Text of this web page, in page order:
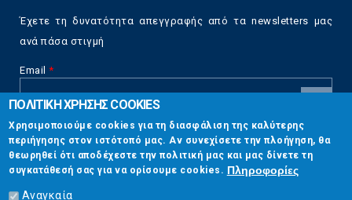
Έχετε τη δυνατότητα απεγγραφής από τα newsletters μας
ανά πάσα στιγμή
Email *
CAPTCHA
This
question is
for testing
whether or
not you are a
Επικοινωνία
Στουρνάρη 17, Αθήνα 10683
ΠΟΛΙΤΙΚΗ ΧΡΗΣΗΣ COOKIES
Χρησιμοποιούμε cookies για τη διασφάλιση της καλύτερης
περιήγησης στον ιστότοπό μας. Αν συνεχίσετε την πλοήγηση, θα
θεωρηθεί ότι αποδέχεστε την πολιτική μας και μας δίνετε τη
συγκατάθεσή σας για να ορίσουμε cookies. Πληροφορίες
Αναγκαία